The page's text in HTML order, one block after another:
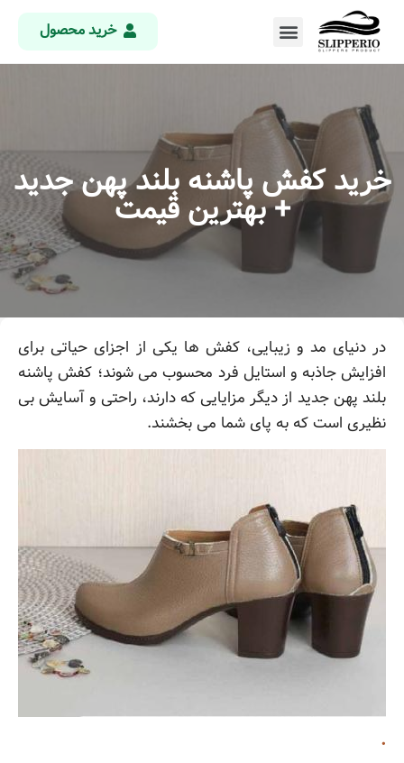
خرید محصول
خرید کفش پاشنه بلند پهن جدید
+ بهترین قیمت
در دنیای مد و زیبایی، کفش ها یکی از اجزای حیاتی برای
افزایش جاذبه و استایل فرد محسوب می شوند؛ کفش پاشنه
بلند پهن جدید از دیگر مزایایی که دارند، راحتی و آسایش بی
نظیری است که به پای شما می بخشند.
.